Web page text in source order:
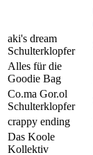
aki's dream
Schulterklopfer
Alles für die
Goodie Bag
Co.ma Gor.ol
Schulterklopfer
crappy ending
Das Koole
Kollektiv